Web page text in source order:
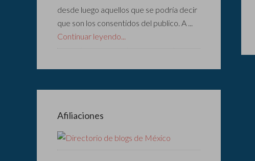
desde luego aquellos que se podría decir
que son los consentidos del publico. A ...
Continuar leyendo...
Afiliaciones